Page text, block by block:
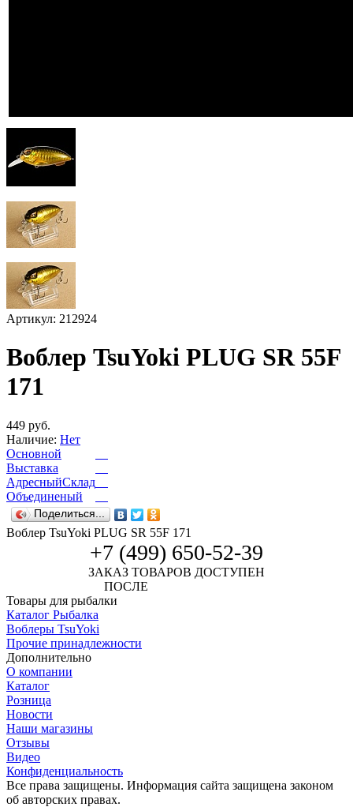
Артикул: 212924
Воблер TsuYoki PLUG SR 55F
171
449 руб.
Наличие: Нет
Основной
Выставка
АдресныйСклад
Объединеный
Поделиться...
Воблер TsuYoki PLUG SR 55F 171
+7 (499) 650-52-39
ЗАКАЗ ТОВАРОВ ДОСТУПЕН
ПОСЛЕ
Товары для рыбалки
Каталог Рыбалка
Воблеры TsuYoki
Прочие принадлежности
Дополнительно
О компании
Каталог
Розница
Новости
Наши магазины
Отзывы
Видео
Конфиденциальность
Все права защищены. Информация сайта защищена законом
об авторских правах.